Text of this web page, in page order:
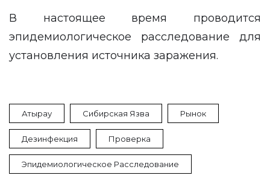
В настоящее время проводится
эпидемиологическое расследование для
установления источника заражения.
Атырау Сибирская Язва Рынок
Дезинфекция Проверка
Эпидемиологическое Расследование